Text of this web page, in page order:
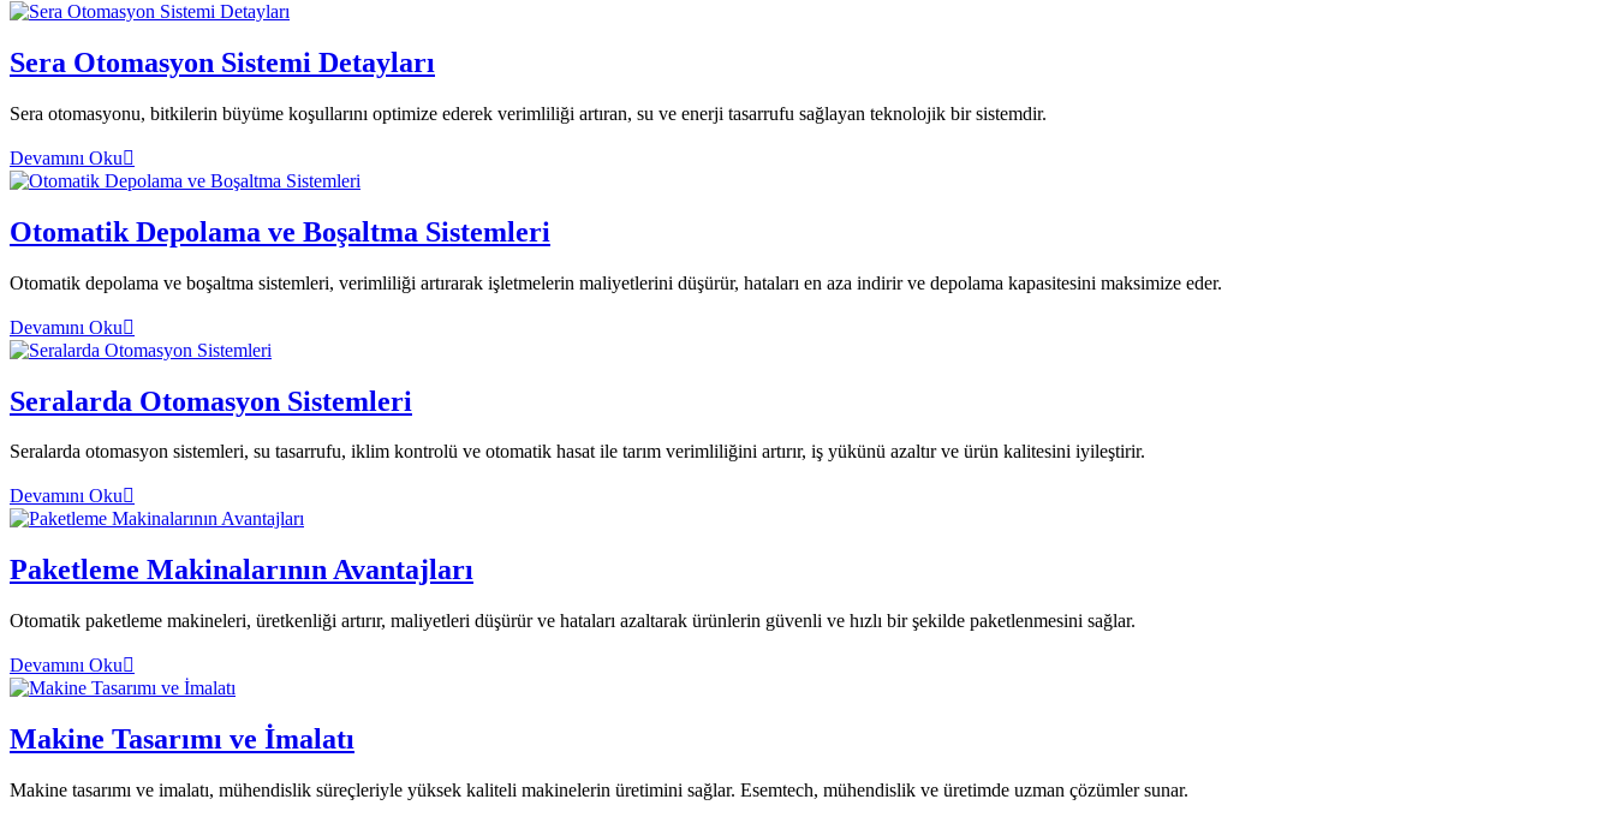
Sera Otomasyon Sistemi Detayları
Sera otomasyonu, bitkilerin büyüme koşullarını optimize ederek verimliliği artıran, su ve enerji tasarrufu sağlayan teknolojik bir sistemdir.
Devamını Oku
Otomatik Depolama ve Boşaltma Sistemleri
Otomatik depolama ve boşaltma sistemleri, verimliliği artırarak işletmelerin maliyetlerini düşürür, hataları en aza indirir ve depolama kapasitesini maksimize eder.
Devamını Oku
Seralarda Otomasyon Sistemleri
Seralarda otomasyon sistemleri, su tasarrufu, iklim kontrolü ve otomatik hasat ile tarım verimliliğini artırır, iş yükünü azaltır ve ürün kalitesini iyileştirir.
Devamını Oku
Paketleme Makinalarının Avantajları
Otomatik paketleme makineleri, üretkenliği artırır, maliyetleri düşürür ve hataları azaltarak ürünlerin güvenli ve hızlı bir şekilde paketlenmesini sağlar.
Devamını Oku
Makine Tasarımı ve İmalatı
Makine tasarımı ve imalatı, mühendislik süreçleriyle yüksek kaliteli makinelerin üretimini sağlar. Esemtech, mühendislik ve üretimde uzman çözümler sunar.